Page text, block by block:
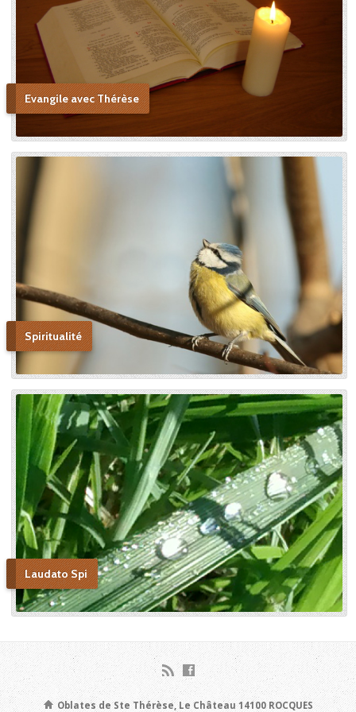
me persuader que j’ai vu la
copie. » Après sa mort, c’est
Céline qui plaida sa cause en
canonisation en défendant
au procès ecclésiastique sa «
petite voie » si novatrice : « Ce
autels, mais l’instrument dont
le bon Dieu s’était servi pour
montrer aux âmes “la voie de
l’enfance spirituelle” afin qu’il
produise tout l’effet pour
lequel il avait été créé. » En
promulguant le décret sur
l’héroïcité des vertus de
Thérèse, le pape Benoît XV
saluera cette « voie de la
confiance et de l’abandon ».
Bonne lecture pour aller de
découvertes en découvertes.
« Autobiographie de la sœur
et novice de la Petite
Thérèse. Histoire d’un tison
arraché du feu. » Edition du
Carmel. 386 pages. 20 Euros
Evangile avec Thérèse
Spiritualité
Laudato Spi
Oblates de Ste Thérèse, Le Château 14100 ROCQUES